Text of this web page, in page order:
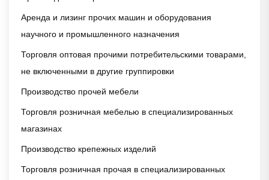
Аренда и лизинг прочих машин и оборудования
научного и промышленного назначения
Торговля оптовая прочими потребительскими товарами,
не включенными в другие группировки
Производство прочей мебели
Торговля розничная мебелью в специализированных
магазинах
Производство крепежных изделий
Торговля розничная прочая в специализированных